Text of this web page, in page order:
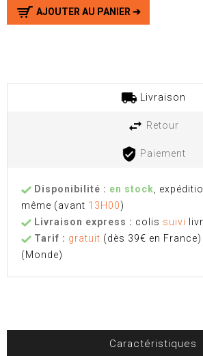
AJOUTER AU PANIER ➔
Livraison
Retour
Paiement
Disponibilité : en stock,
même (avant 13H00)
Livraison express : colis suivi
Tarif : gratuit (dès 39€ en France)
(Monde)
Caractéristiques